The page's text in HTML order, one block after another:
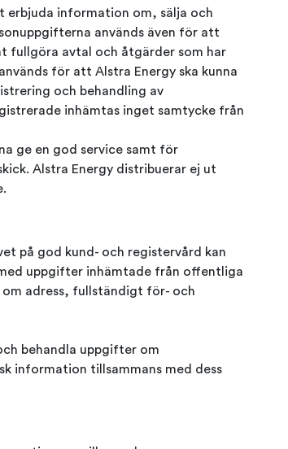
erbjuda information om, sälja och
används även för att
fullgöra avtal och åtgärder som har
för att Alstra Energy ska kunna
och behandling av
inhämtas inget samtycke från
ge en god service samt för
Alstra Energy distribuerar ej ut
på god kund- och registervård kan
uppgifter inhämtade från offentliga
adress, fullständigt för- och
behandla uppgifter om
information tillsammans med dess